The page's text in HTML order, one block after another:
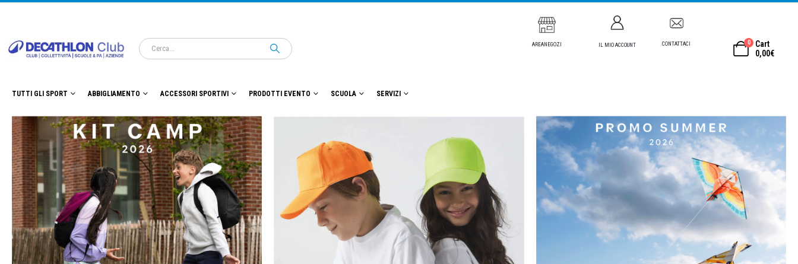
AREANEGOZI IL MIO ACCOUNT CONTATTACI 0
Cart
0,00€
TUTTI GLI SPORT ABBIGLIAMENTO ACCESSORI SPORTIVI PRODOTTI EVENTO SCUOLA SERVIZI